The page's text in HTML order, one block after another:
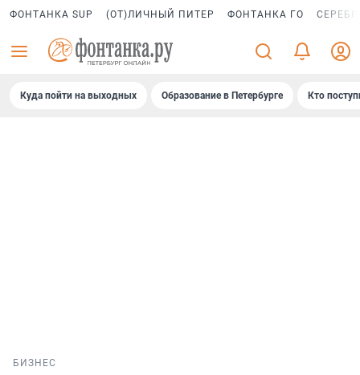
ФОНТАНКА SUP (ОТ)ЛИЧНЫЙ ПИТЕР ФОНТАНКА ГО
Куда пойти на выходных Образование в Петербурге Кто
БИЗНЕС